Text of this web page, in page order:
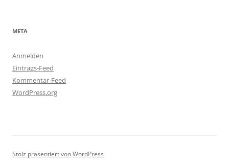
META
Anmelden
Eintrags-Feed
Kommentar-Feed
WordPress.org
Stolz präsentiert von WordPress